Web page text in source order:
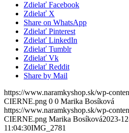
Zdielať Facebook
Zdielať X
Share on WhatsApp
Zdielať Pinterest
Zdielať LinkedIn
Zdielať Tumblr
Zdielať Vk
Zdielať Reddit
Share by Mail
https://www.naramkyshop.sk/wp-
CIERNE.png 0 0 Marika Bosíková
https://www.naramkyshop.sk/wp-
CIERNE.png Marika Bosíková2023-
11:04:30IMG_2781